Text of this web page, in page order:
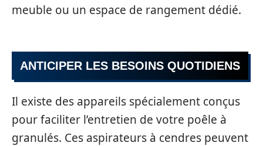
meuble ou un espace de rangement dédié.
ANTICIPER LES BESOINS QUOTIDIENS
Il existe des appareils spécialement conçus
pour faciliter l’entretien de votre poêle à
granulés. Ces aspirateurs à cendres peuvent